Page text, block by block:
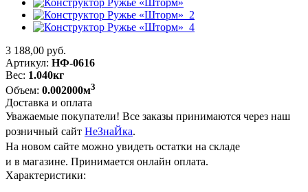
3 188,00 руб.
Артикул: НФ-0616
Вес: 1.040кг
Объем: 0.002000м3
Доставка и оплата
Уважаемые покупатели! Все заказы принимаются через наш
розничный сайт НеЗнаЙка.
На новом сайте можно увидеть остатки на складе
и в магазине. Принимается онлайн оплата.
Характеристики: